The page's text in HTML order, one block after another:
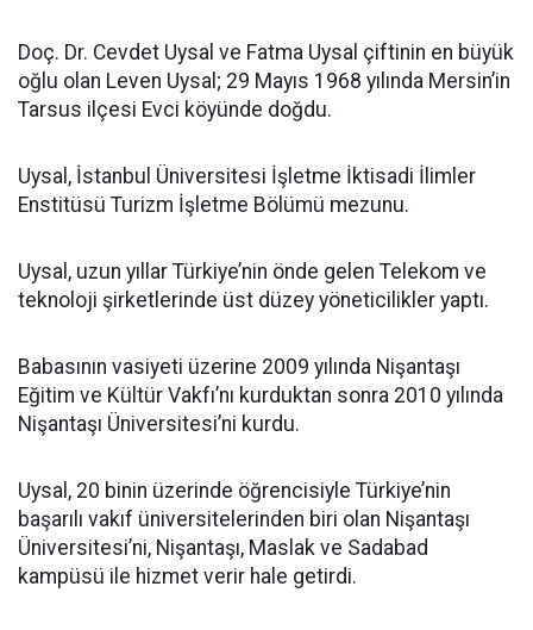
Doç. Dr. Cevdet Uysal ve Fatma Uysal çiftinin en büyük
oğlu olan Leven Uysal; 29 Mayıs 1968 yılında Mersin’in
Tarsus ilçesi Evci köyünde doğdu.
Uysal, İstanbul Üniversitesi İşletme İktisadi İlimler
Enstitüsü Turizm İşletme Bölümü mezunu.
Uysal, uzun yıllar Türkiye’nin önde gelen Telekom ve
teknoloji şirketlerinde üst düzey yöneticilikler yaptı.
Babasının vasiyeti üzerine 2009 yılında Nişantaşı
Eğitim ve Kültür Vakfı’nı kurduktan sonra 2010 yılında
Nişantaşı Üniversitesi’ni kurdu.
Uysal, 20 binin üzerinde öğrencisiyle Türkiye’nin
başarılı vakıf üniversitelerinden biri olan Nişantaşı
Üniversitesi’ni, Nişantaşı, Maslak ve Sadabad
kampüsü ile hizmet verir hale getirdi.